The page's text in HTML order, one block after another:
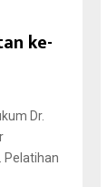
ke-
Dr.
Pelatihan